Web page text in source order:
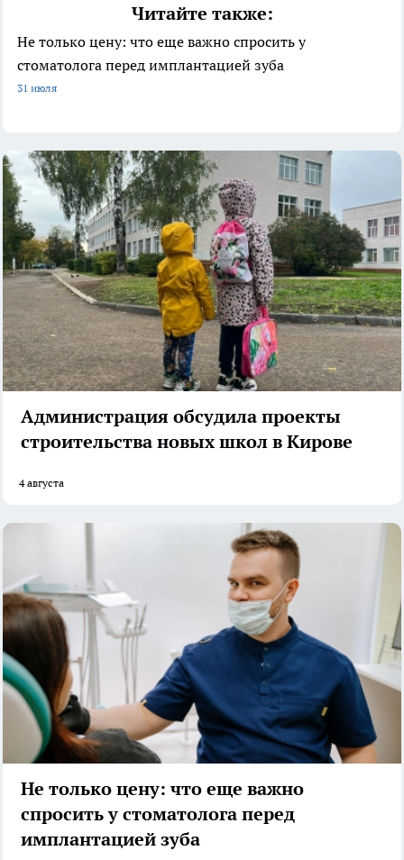
Читайте также:
Не только цену: что еще важно спросить у
стоматолога перед имплантацией зуба
31 июля
Администрация обсудила проекты
строительства новых школ в Кирове
4 августа
Не только цену: что еще важно
спросить у стоматолога перед
имплантацией зуба